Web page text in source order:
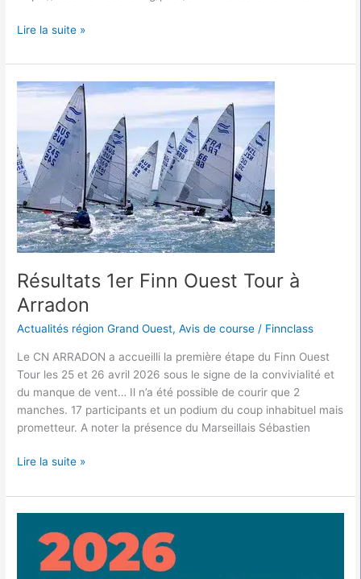
Lire la suite »
Résultats 1er Finn Ouest Tour à
Arradon
Actualités région Grand Ouest,Avis de course / Finnclass
Le CN ARRADON a accueilli la première étape du Finn Ouest
Tour les 25 et 26 avril 2026 sous le signe de la convivialité et
du manque de vent… Il n’a été possible de courir que 2
manches. 17 participants et un podium du coup inhabituel mais
prometteur. A noter la présence du Marseillais Sébastien
Résultats
Ouest
Tour
à
Arradon
Lire la suite »
PALAMOS